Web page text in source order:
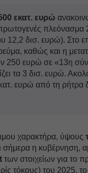
εκατ. ευρώ
πλεόνασμα
δισ. ευρώ). Στο
καθώς και η
250 ευρώ σε «13η
τα 3 δισ. ευρώ.
ευρώ από τη ρήτρα
χαρακτήρα, ύψους
σήμερα η κυβέρνηση,
των στοιχείων για το
τόκους) του 2025, το